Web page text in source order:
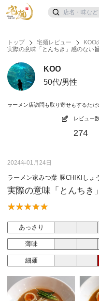
トップ 宅麺レビュー
KOO
実際の意味「とんちき」感のない
KOO
50代/男性
ラーメン店訪問も取り寄せもするただ
レビュー
274
2024年01月24日
ラーメン家みつ葉 豚CHIKIしょ
実際の意味「とんちき
あっさり
薄味
細麺